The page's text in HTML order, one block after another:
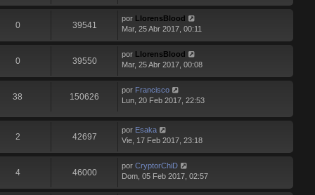
0 39541
por LlorensBlood
Mar, 25 Abr 2017, 00:11
0 39550
por LlorensBlood
Mar, 25 Abr 2017, 00:08
38 150626
por Francisco
Lun, 20 Feb 2017, 22:53
2 42697
por Esaka
Vie, 17 Feb 2017, 23:18
4 46000
por CryptorChiD
Dom, 05 Feb 2017, 02:57